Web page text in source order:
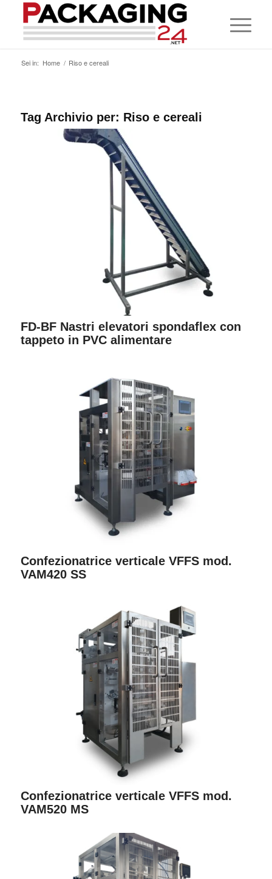
Sei in: Home / Riso e cereali
Tag Archivio per: Riso e cereali
FD-BF Nastri elevatori spondaflex con
tappeto in PVC alimentare
Confezionatrice verticale VFFS mod.
VAM420 SS
Confezionatrice verticale VFFS mod.
VAM520 MS